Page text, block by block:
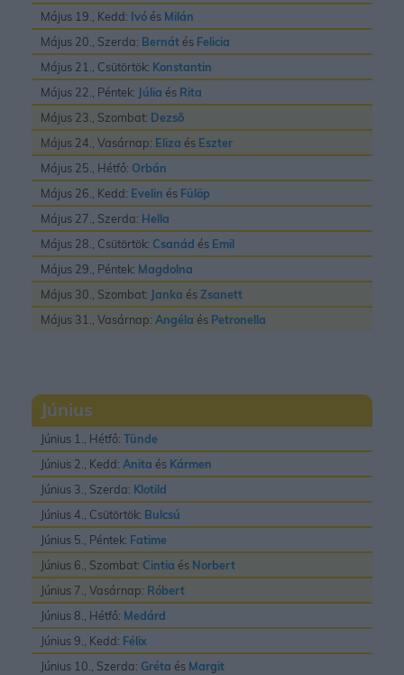
Május 19., Kedd: Ivó és Milán
Május 20., Szerda: Bernát és Felicia
Május 21., Csütörtök: Konstantin
Május 22., Péntek: Júlia és Rita
Május 23., Szombat: Dezsõ
Május 24., Vasárnap: Eliza és Eszter
Május 25., Hétfő: Orbán
Május 26., Kedd: Evelin és Fülöp
Május 27., Szerda: Hella
Május 28., Csütörtök: Csanád és Emil
Május 29., Péntek: Magdolna
Május 30., Szombat: Janka ésZsanett
Május 31., Vasárnap: Angéla és Petronella
Június
Június 1., Hétfő: Tünde
Június 2., Kedd: Anita és Kármen
Június 3., Szerda: Klotild
Június 4., Csütörtök: Bulcsú
Június 5., Péntek: Fatime
Június 6., Szombat: Cintia és Norbert
Június 7., Vasárnap: Róbert
Június 8., Hétfő: Medárd
Június 9., Kedd: Félix
Június 10., Szerda: Gréta és Margit